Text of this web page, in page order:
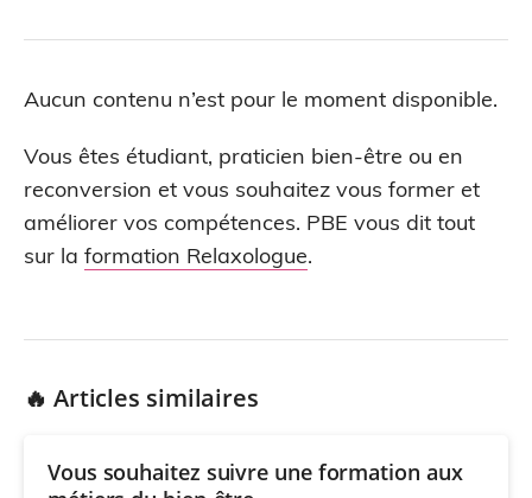
Aucun contenu n’est pour le moment disponible.
Vous êtes étudiant, praticien bien-être ou en
reconversion et vous souhaitez vous former et
améliorer vos compétences. PBE vous dit tout
sur la formation Relaxologue.
🔥 Articles similaires
Vous souhaitez suivre une formation aux